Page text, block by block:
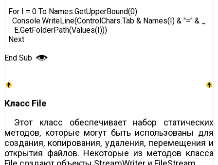
For I = 0 To Names.GetUpperBound(0)
Console.WriteLine(ControlChars.Tab & Names(I) & "=" & _
E.GetFolderPath(Values(I)))
Next
End Sub
Класс File
Этот класс обеспечивает набор статических
методов, которые могут быть использованы для
создания, копирования, удаления, перемещения и
открытия файлов. Некоторые из методов класса